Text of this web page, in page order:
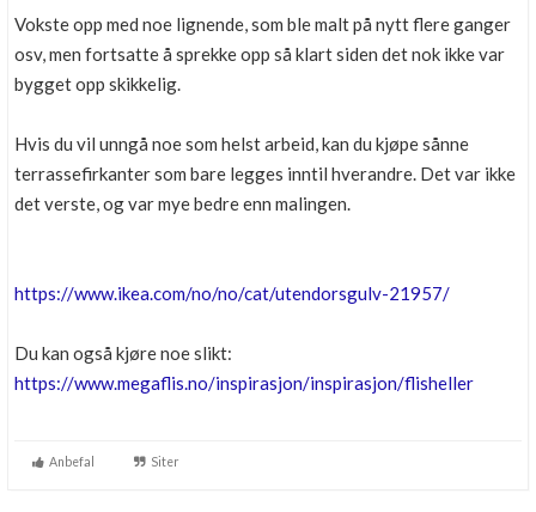
Vokste opp med noe lignende, som ble malt på nytt flere ganger
osv, men fortsatte å sprekke opp så klart siden det nok ikke var
bygget opp skikkelig.
Hvis du vil unngå noe som helst arbeid, kan du kjøpe sånne
terrassefirkanter som bare legges inntil hverandre. Det var ikke
det verste, og var mye bedre enn malingen.
https://www.ikea.com/no/no/cat/utendorsgulv-21957/
Du kan også kjøre noe slikt:
https://www.megaflis.no/inspirasjon/inspirasjon/flisheller
Anbefal Siter